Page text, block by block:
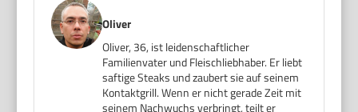
Oliver
Oliver, 36, ist leidenschaftlicher
Familienvater und Fleischliebhaber. Er liebt
saftige Steaks und zaubert sie auf seinem
Kontaktgrill. Wenn er nicht gerade Zeit mit
seinem Nachwuchs verbringt, teilt er